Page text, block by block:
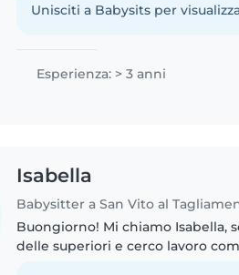
through fun activities..
Unisciti a Babysits per
Esperienza: > 3 anni
Isabella
Babysitter a San Vito al
Buongiorno! Mi chiamo Isabella,
delle superiori e cerco lavoro